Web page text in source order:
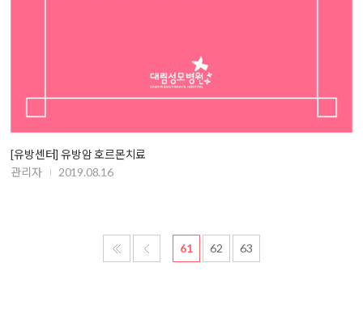
[유방센터] 유방암 호르몬치료
관리자
2019.08.16
61 62 63